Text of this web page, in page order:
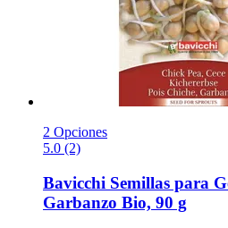
2 Opciones
5.0 (2)
Bavicchi Semillas para
Garbanzo Bio, 90 g